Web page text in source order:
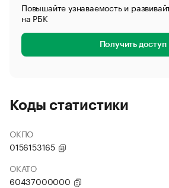
Повышайте узнаваемость и
на РБК
Получить доступ
Коды статистики
ОКПО
0156153165
ОКАТО
60437000000